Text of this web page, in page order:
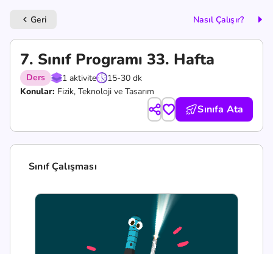
keyboard_arrow_left Geri Nasıl Çalışır?
7. Sınıf Programı 33. Hafta
Ders 1 aktivite
15-30 dk
Konular: Fizik, Teknoloji ve Tasarım
Sınıfa Ata
Sınıf Çalışması